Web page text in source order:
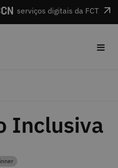
serviços digitais da FCT
≡
Inclusiva
Category